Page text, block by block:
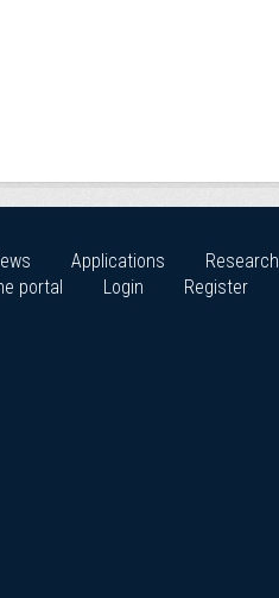
Applications
Research
portal Login Register